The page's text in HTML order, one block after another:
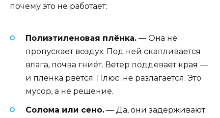
почему это не работает:
Полиэтиленовая плёнка. — Она не
пропускает воздух. Под ней скапливается
влага, почва гниёт. Ветер поддевает края —
и плёнка рвётся. Плюс: не разлагается. Это
мусор, а не решение.
Солома или сено. — Да, они задерживают